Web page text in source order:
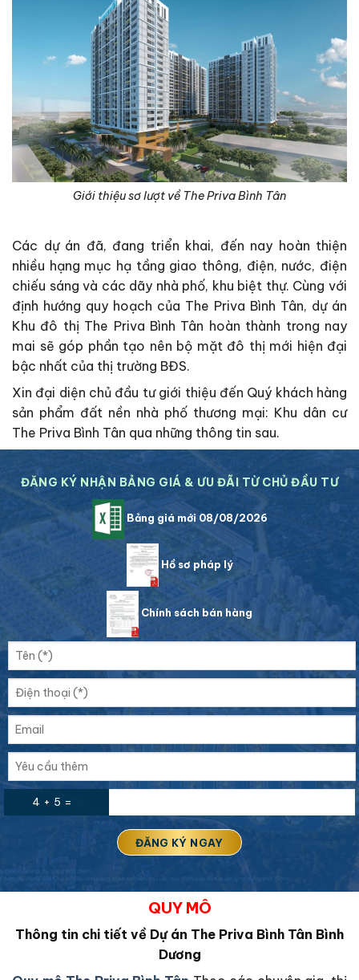
Giới thiệu sơ lượt về The Priva Bình Tân
Các dự án đã, đang triển khai, đến nay hoàn thiện
nhiều hạng mục hạ tầng giao thông, điện, nước, điện
chiếu sáng và các dãy nhà phố, khu biệt thự. Cùng với
định hướng quy hoạch của The Priva Bình Tân, dự án
Khu đô thị The Priva Bình Tân hoàn thành trong nay
mai sẽ góp phần tạo nên bộ mặt đô thị mới hiện đại
bậc nhất của thị trường BĐS.
Xin đại diện chủ đầu tư giới thiệu đến Quý khách hàng
sản phẩm đất nền nhà phố thương mại: Khu dân cư
The Priva Bình Tân qua những thông tin sau.
ĐĂNG KÝ NHẬN BẢNG GIÁ & ƯU ĐÃI TỪ CHỦ ĐẦU TƯ
Bảng giá mới 08/08/2026
Hồ sơ pháp lý
Chính sách bán hàng
4 + 5 =
QUY MÔ
Thông tin chi tiết về Dự án The Priva Bình Tân Bình
Dương